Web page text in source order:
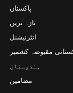
پاکستان
تازہ ترین
انٹرنیشنل
مقبوضہ کشمیر
ہندوستان
مضامین